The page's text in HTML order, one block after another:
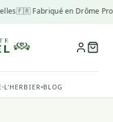
🇫🇷 Fabriqué en Drôme
L'HERBIER BLOG